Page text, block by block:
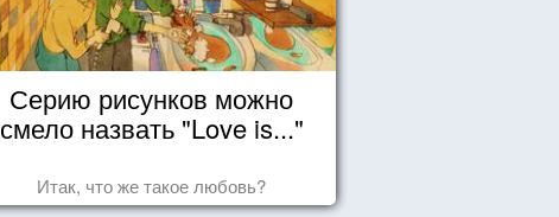
Серию рисунков можно
смело назвать "Love is..."
Итак, что же такое любовь?